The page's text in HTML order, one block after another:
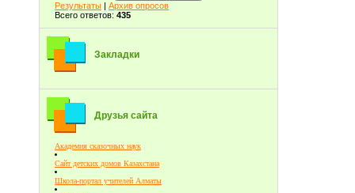
Результаты | Архив опросов
Всего ответов: 435
Закладки
Друзья сайта
Академия сказочных наук
Сайт детских домов Казахстана
Школа-портал учителей Алматы